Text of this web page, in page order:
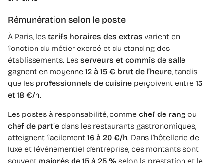
Rémunération selon le poste
À Paris, les tarifs horaires des extras varient en
fonction du métier exercé et du standing des
établissements. Les serveurs et commis de salle
gagnent en moyenne 12 à 15 € brut de l’heure , tandis
que les professionnels de cuisine perçoivent entre 13
et 18 €/h.
Les postes à responsabilité, comme chef de rang ou
chef de partie dans les restaurants gastronomiques,
atteignent facilement 16 à 20 €/h. Dans l’hôtellerie de
luxe et l’événementiel d'entreprise, ces montants sont
souvent majorés de 15 à 25 % selon la prestation et le